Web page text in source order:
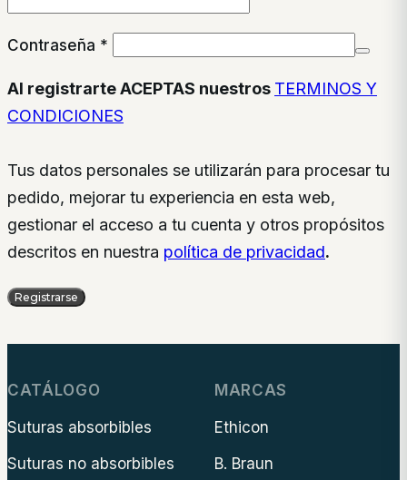
Contraseña *
Al registrarte ACEPTAS nuestros TERMINOS Y
CONDICIONES
Tus datos personales se utilizarán para procesar tu
pedido, mejorar tu experiencia en esta web,
gestionar el acceso a tu cuenta y otros propósitos
descritos en nuestra política de privacidad.
Registrarse
CATÁLOGO
Suturas absorbibles
Suturas no absorbibles
MARCAS
Ethicon
B. Braun